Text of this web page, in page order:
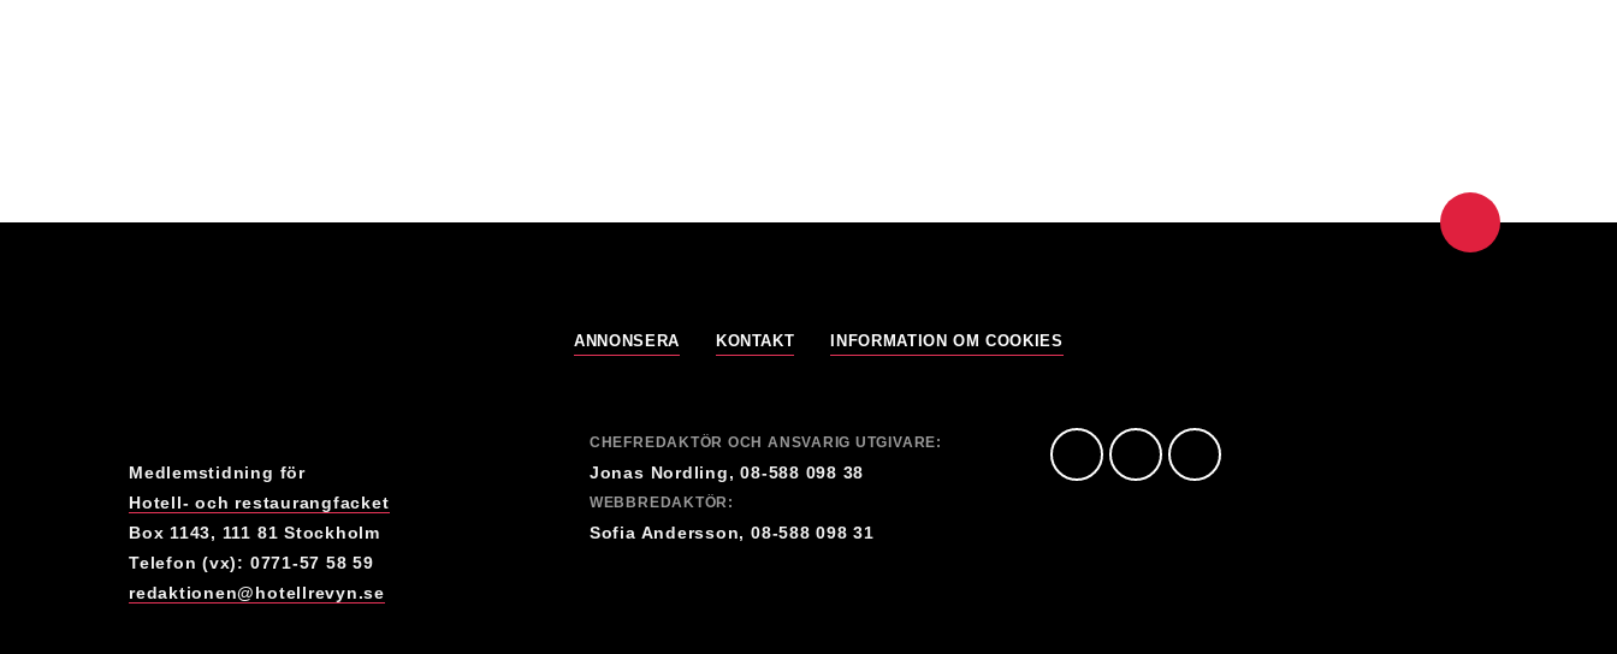
ANNONSERA KONTAKT INFORMATION OM COOKIES
Medlemstidning för
Hotell- och restaurangfacket
Box 1143, 111 81 Stockholm
Telefon (vx): 0771-57 58 59
redaktionen@hotellrevyn.se
CHEFREDAKTÖR OCH ANSVARIG UTGIVARE:
Jonas Nordling, 08-588 098 38
WEBBREDAKTÖR:
Sofia Andersson, 08-588 098 31